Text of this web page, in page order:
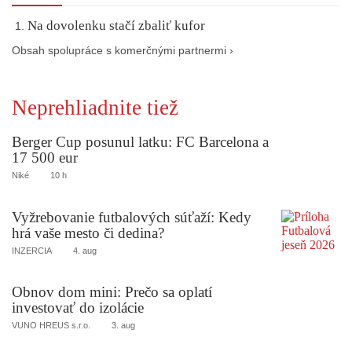
Na dovolenku stačí zbaliť kufor
Obsah spolupráce s komerčnými partnermi ›
Neprehliadnite tiež
Berger Cup posunul latku: FC Barcelona a
17 500 eur
Niké 10 h
Vyžrebovanie futbalových súťaží: Kedy
hrá vaše mesto či dedina?
INZERCIA 4. aug
Obnov dom mini: Prečo sa oplatí
investovať do izolácie
VUNO HREUS s.r.o. 3. aug